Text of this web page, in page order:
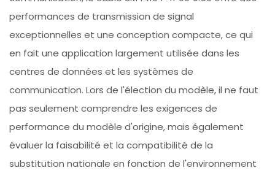
performances de transmission de signal
exceptionnelles et une conception compacte, ce qui
en fait une application largement utilisée dans les
centres de données et les systèmes de
communication. Lors de l'élection du modèle, il ne faut
pas seulement comprendre les exigences de
performance du modèle d'origine, mais également
évaluer la faisabilité et la compatibilité de la
substitution nationale en fonction de l'environnement